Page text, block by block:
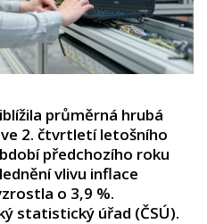
průměrná hrubá
2. čtvrtletí letošního
předchozího roku
vlivu inflace
o 3,9 %.
statistický úřad (ČSÚ).